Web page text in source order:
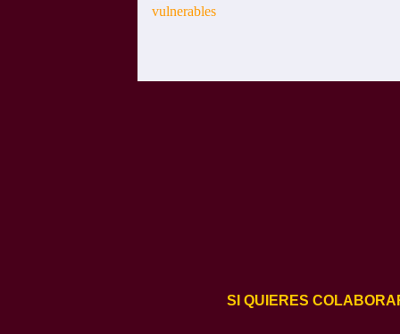
SI QUIERES